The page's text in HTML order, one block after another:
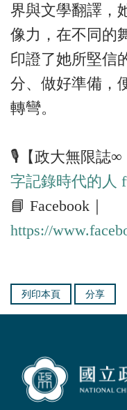
界與文學翻譯，
像力，在不同的
印證了她所堅信
分、做好準備，
轉彎。
🎙️【政大無限誌
字記錄時代的人
📘 Facebook｜
https://
列印本頁 分享